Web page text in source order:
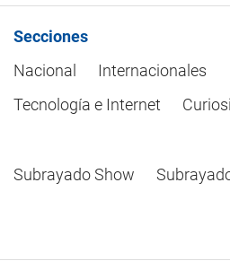
Secciones
Nacional
Internacionales
Tecnología e Internet
Subrayado Show